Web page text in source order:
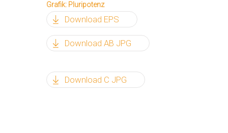
Grafik: Pluripotenz
Download EPS
Download AB JPG
Download C JPG